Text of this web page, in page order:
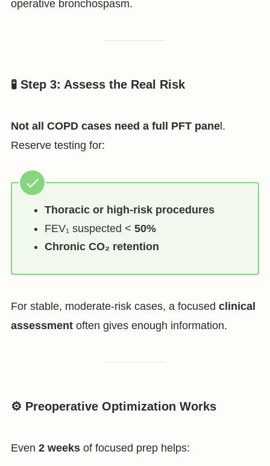
operative bronchospasm.
🧪 Step 3: Assess the Real Risk
Not all COPD cases need a full PFT panel.
Reserve testing for:
Thoracic or high-risk procedures
FEV₁ suspected < 50%
Chronic CO₂ retention
For stable, moderate-risk cases, a focused clinical
assessmentoften gives enough information.
⚙️ Preoperative Optimization Works
Even 2 weeksof focused prep helps: